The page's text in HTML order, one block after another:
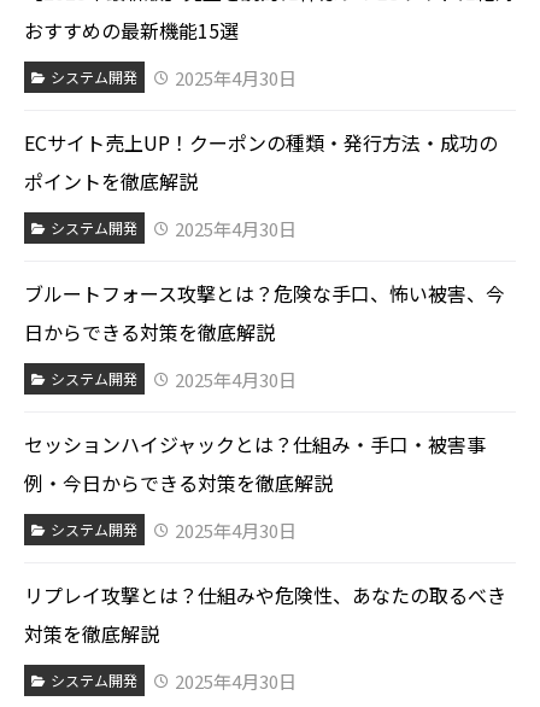
おすすめの最新機能15選
システム開発 2025年4月30日
ECサイト売上UP！クーポンの種類・発行方法・成功の
ポイントを徹底解説
システム開発 2025年4月30日
ブルートフォース攻撃とは？危険な手口、怖い被害、今
日からできる対策を徹底解説
システム開発 2025年4月30日
セッションハイジャックとは？仕組み・手口・被害事
例・今日からできる対策を徹底解説
システム開発 2025年4月30日
リプレイ攻撃とは？仕組みや危険性、あなたの取るべき
対策を徹底解説
システム開発 2025年4月30日